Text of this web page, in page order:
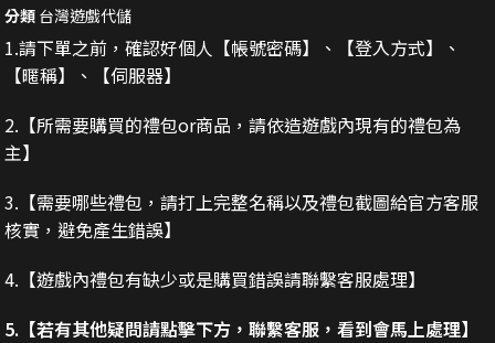
分類 台灣遊戲代儲
1.請下單之前，確認好個人【帳號密碼】、【登入方式】、
【暱稱】、【伺服器】
2. 【所需要購買的禮包or商品，請依造遊戲內現有的禮包為
主】
3. 【需要哪些禮包，請打上完整名稱以及禮包截圖給官方客服
核實，避免產生錯誤】
4.【遊戲內禮包有缺少或是購買錯誤請聯繫客服處理】
5.【若有其他疑問請點擊下方，聯繫客服，看到會馬上處理】